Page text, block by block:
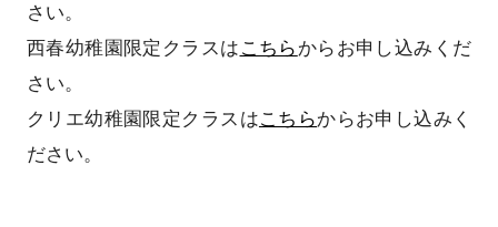
さい。
西春幼稚園限定クラスは こちら からお申し込みくだ
さい。
クリエ幼稚園限定クラスはこちらからお申し込みく
ださい。